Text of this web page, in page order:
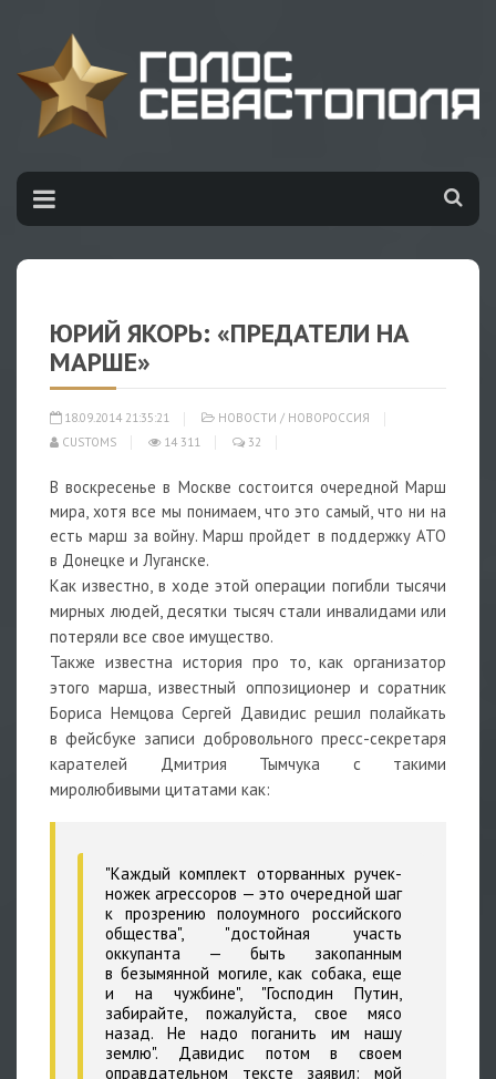
ЮРИЙ ЯКОРЬ: «ПРЕДАТЕЛИ НА
МАРШЕ»
18.09.2014 21:35:21 НОВОСТИ / НОВОРОССИЯ
CUSTOMS
14 311 32
В воскресенье в Москве состоится очередной Марш
мира, хотя все мы понимаем, что это самый, что ни на
есть марш за войну. Марш пройдет в поддержку АТО
в Донецке и Луганске.
Как известно, в ходе этой операции погибли тысячи
мирных людей, десятки тысяч стали инвалидами или
потеряли все свое имущество.
Также известна история про то, как организатор
этого марша, известный оппозиционер и соратник
Бориса Немцова Сергей Давидис решил полайкать
в фейсбуке записи добровольного пресс-секретаря
карателей Дмитрия Тымчука с такими
миролюбивыми цитатами как:
"Каждый комплект оторванных ручек-
ножек агрессоров — это очередной шаг
к прозрению полоумного российского
общества", "достойная участь
оккупанта — быть закопанным
в безымянной могиле, как собака, еще
и на чужбине", "Господин Путин,
забирайте, пожалуйста, свое мясо
назад. Не надо поганить им нашу
землю". Давидис потом в своем
оправдательном тексте заявил: мой